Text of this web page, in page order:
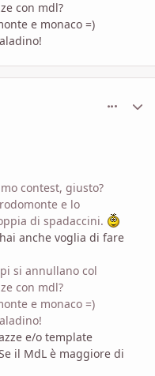
con mdl?
e monaco =)
contest, giusto?
e lo
di spadaccini.
anche voglia di fare
si annullano col
con mdl?
e monaco =)
e/o template
il MdL è maggiore di